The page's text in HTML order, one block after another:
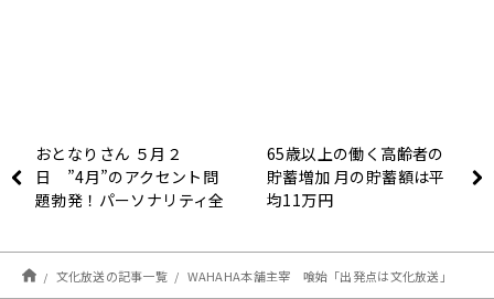
おとなりさん ５月２
日 ”4月”のアクセント問
題勃発！パーソナリティ全
65歳以上の働く高齢者の
貯蓄増加 月の貯蓄額は平
均11万円
文化放送の記事一覧 WAHAHA本舗主宰 喰始「出発点は文化放送」